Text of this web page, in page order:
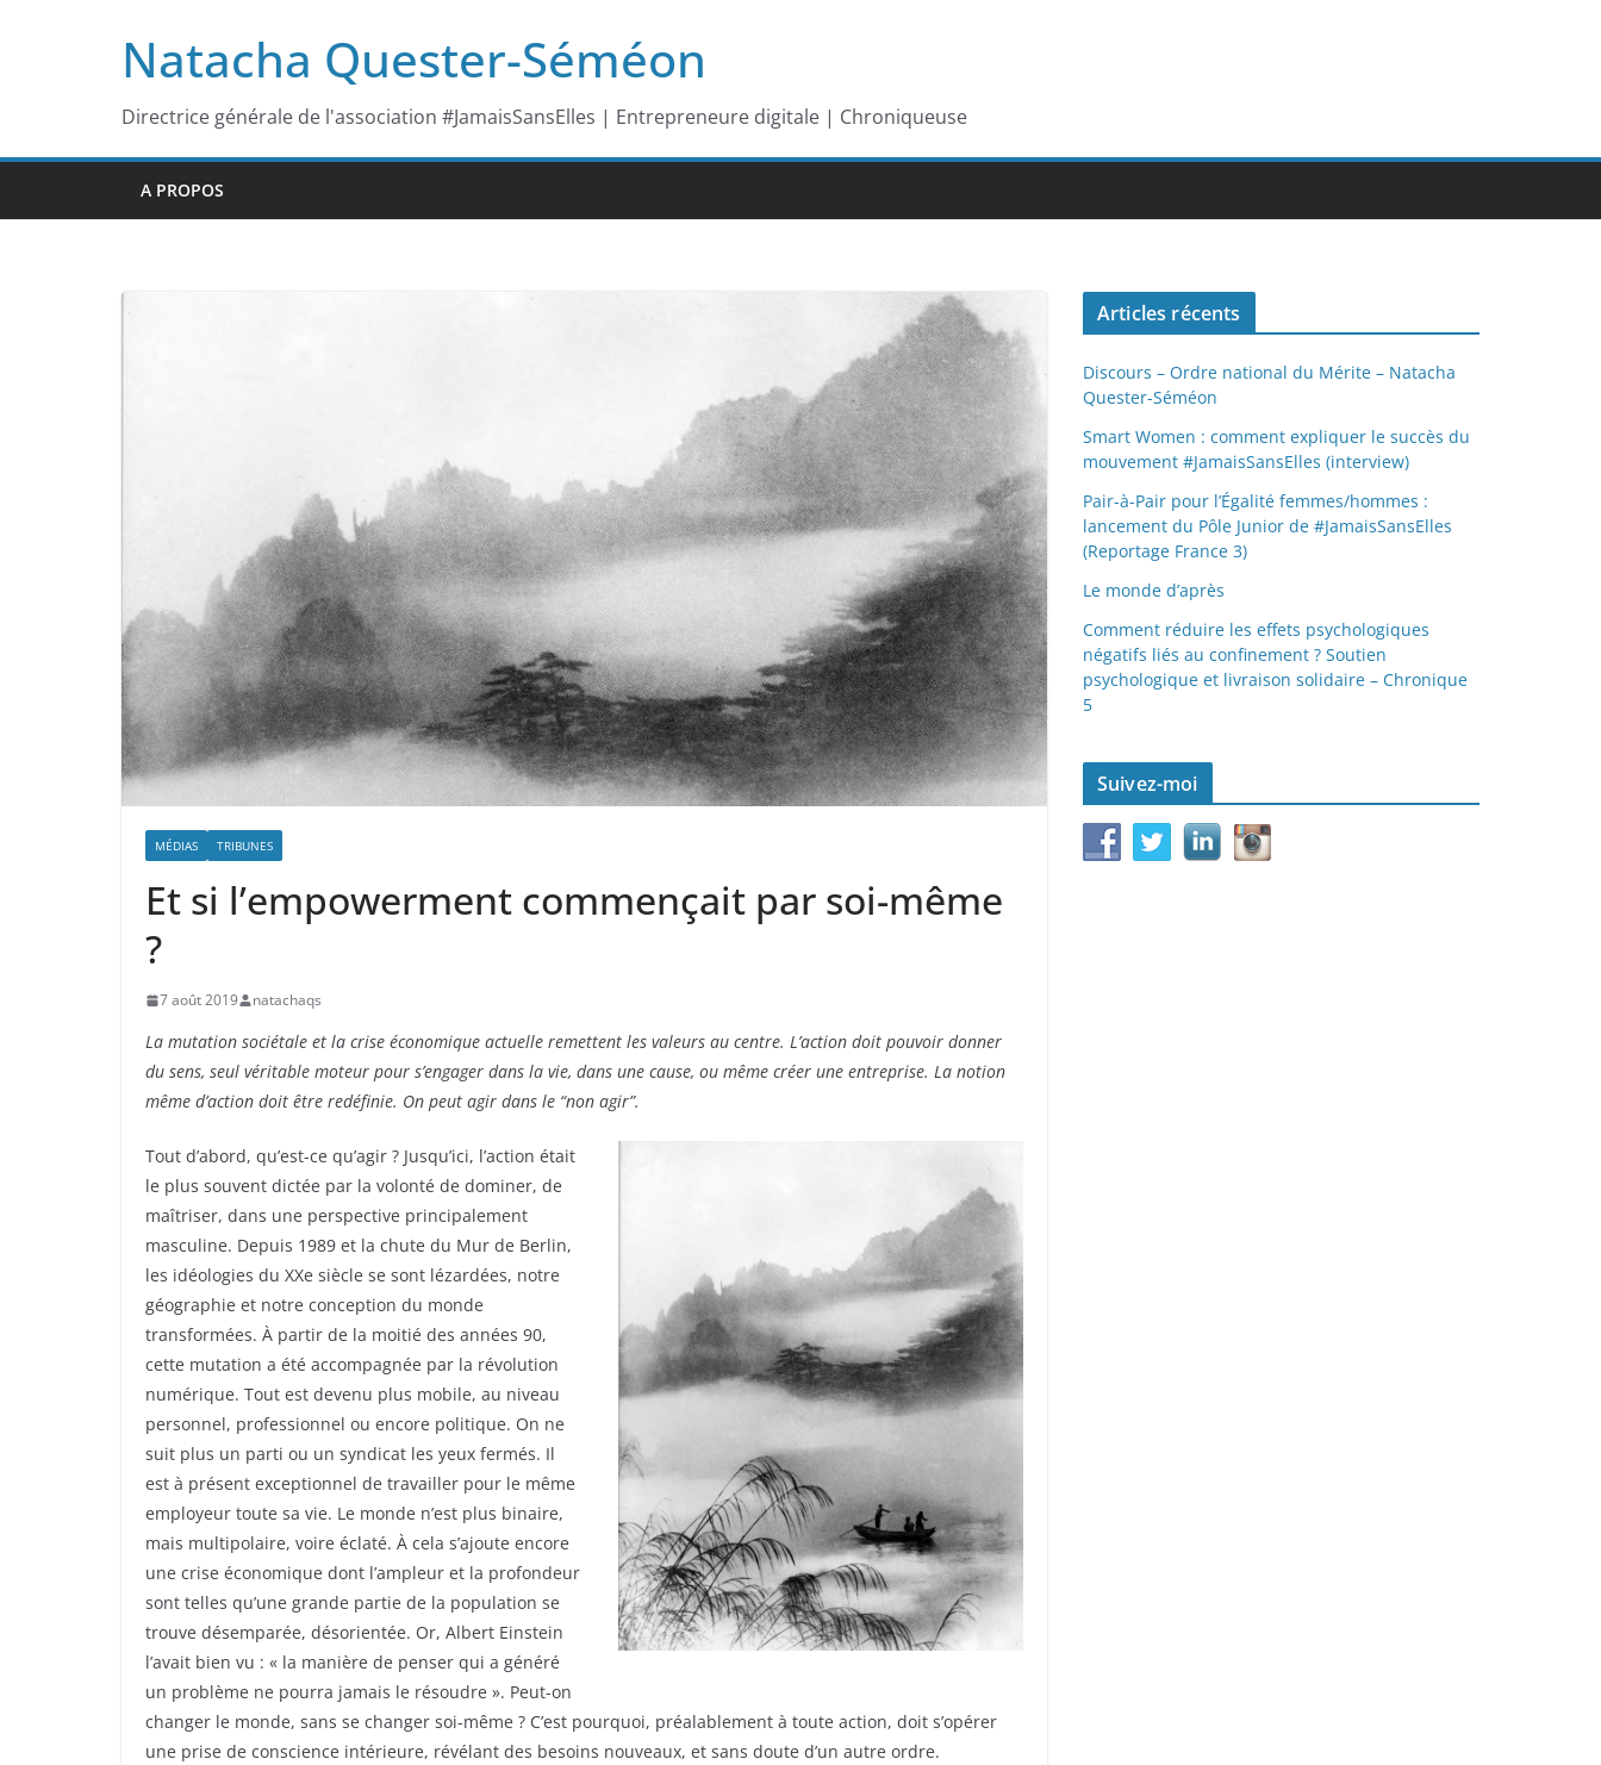
Natacha Quester-Séméon
Directrice générale de l'association #JamaisSansElles | Entrepreneure digitale | Chroniqueuse
A PROPOS
MÉDIAS TRIBUNES
Et si l’empowerment commençait par soi-même
?
7 août 2019 natachaqs
La mutation sociétale et la crise économique actuelle remettent les valeurs au centre. L’action doit pouvoir donner
du sens, seul véritable moteur pour s’engager dans la vie, dans une cause, ou même créer une entreprise. La notion
même d’action doit être redéfinie. On peut agir dans le “non agir”.
Tout d’abord, qu’est-ce qu’agir ? Jusqu’ici, l’action était
le plus souvent dictée par la volonté de dominer, de
maîtriser, dans une perspective principalement
masculine. Depuis 1989 et la chute du Mur de Berlin,
les idéologies du XXe siècle se sont lézardées, notre
géographie et notre conception du monde
transformées. À partir de la moitié des années 90,
cette mutation a été accompagnée par la révolution
numérique. Tout est devenu plus mobile, au niveau
personnel, professionnel ou encore politique. On ne
suit plus un parti ou un syndicat les yeux fermés. Il
est à présent exceptionnel de travailler pour le même
employeur toute sa vie. Le monde n’est plus binaire,
mais multipolaire, voire éclaté. À cela s’ajoute encore
une crise économique dont l’ampleur et la profondeur
sont telles qu’une grande partie de la population se
trouve désemparée, désorientée. Or, Albert Einstein
l’avait bien vu : « la manière de penser qui a généré
un problème ne pourra jamais le résoudre ». Peut-on
changer le monde, sans se changer soi-même ? C’est pourquoi, préalablement à toute action, doit s’opérer
une prise de conscience intérieure, révélant des besoins nouveaux, et sans doute d’un autre ordre.
Articles récents
Discours – Ordre national du Mérite – Natacha
Quester-Séméon
Smart Women : comment expliquer le succès du
mouvement #JamaisSansElles (interview)
Pair-à-Pair pour l’Égalité femmes/hommes :
lancement du Pôle Junior de #JamaisSansElles
(Reportage France 3)
Le monde d’après
Comment réduire les effets psychologiques
négatifs liés au confinement ? Soutien
psychologique et livraison solidaire – Chronique
5
Suivez-moi